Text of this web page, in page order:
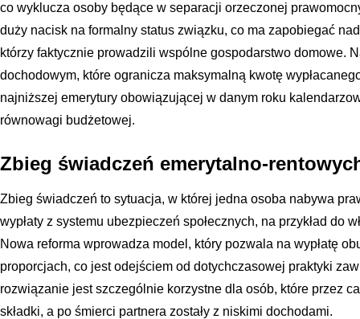
co wyklucza osoby będące w separacji orzeczonej
duży nacisk na formalny status związku, co ma zapobiegać
którzy faktycznie prowadzili wspólne gospodarstwo domowe.
dochodowym, które ogranicza maksymalną kwotę
najniższej emerytury obowiązującej w danym roku
równowagi budżetowej.
Zbieg świadczeń emerytalno-
Zbieg świadczeń to sytuacja, w której jedna osoba nabywa
wypłaty z systemu ubezpieczeń społecznych, na przykład do
Nowa reforma wprowadza model, który pozwala na wypłatę
proporcjach, co jest odejściem od dotychczasowej praktyki
rozwiązanie jest szczególnie korzystne dla osób, które przez
składki, a po śmierci partnera zostały z niskimi dochodami.